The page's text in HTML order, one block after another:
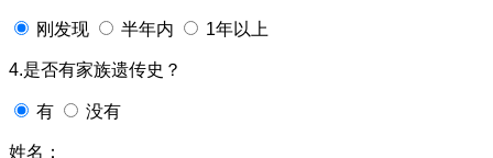
刚发现 半年内 1年以上
4.是否有家族遗传史？
有 没有
姓名：